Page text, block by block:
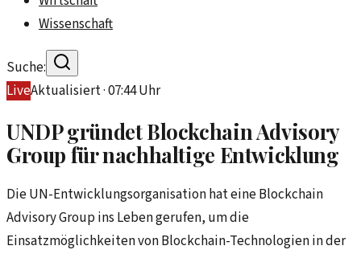
Wissenschaft
Suche:
LiveAktualisiert ·07:44Uhr
UNDP gründet Blockchain Advisory
Group für nachhaltige Entwicklung
Die UN-Entwicklungsorganisation hat eine Blockchain
Advisory Group ins Leben gerufen, um die
Einsatzmöglichkeiten von Blockchain-Technologien in der